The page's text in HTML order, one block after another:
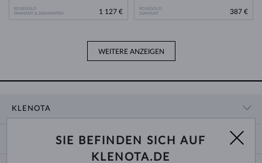
ROSÉGOLD
DIAMANT & DIAMANTEN
1 127 €
ROSÉGOLD
DIAMANT
387 €
WEITERE ANZEIGEN
KLENOTA
ZAHLUNG UND VERSAND
SIE BEFINDEN SICH AUF
KLENOTA.DE